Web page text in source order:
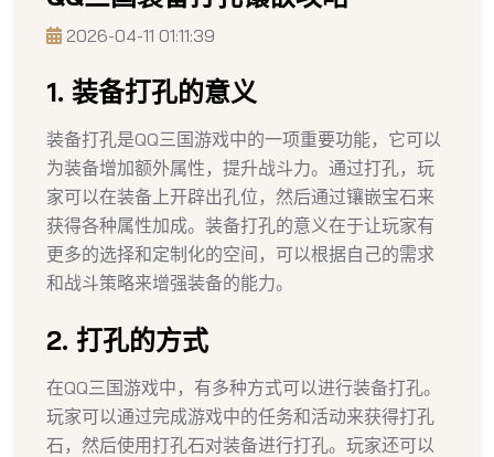
2026-04-11 01:11:39
1. 装备打孔的意义
装备打孔是QQ三国游戏中的一项重要功能，它可以
为装备增加额外属性，提升战斗力。通过打孔，玩
家可以在装备上开辟出孔位，然后通过镶嵌宝石来
获得各种属性加成。装备打孔的意义在于让玩家有
更多的选择和定制化的空间，可以根据自己的需求
和战斗策略来增强装备的能力。
2. 打孔的方式
在QQ三国游戏中，有多种方式可以进行装备打孔。
玩家可以通过完成游戏中的任务和活动来获得打孔
石，然后使用打孔石对装备进行打孔。玩家还可以